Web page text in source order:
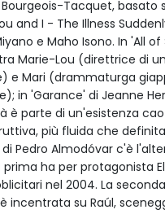
Tacquet, basato
and I - The Illness
e Maho Isono. In 'All
Marie-Lou (direttrice di
e Mari (drammaturga
in 'Garance' di Jeanne
è parte di un'esistenza
più fluida che
Pedro Almodóvar c'è
prima ha per protagonista
nel 2004. La
incentrata su Raúl,